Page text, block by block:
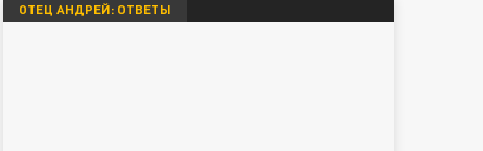
ОТЕЦ АНДРЕЙ: ОТВЕТЫ